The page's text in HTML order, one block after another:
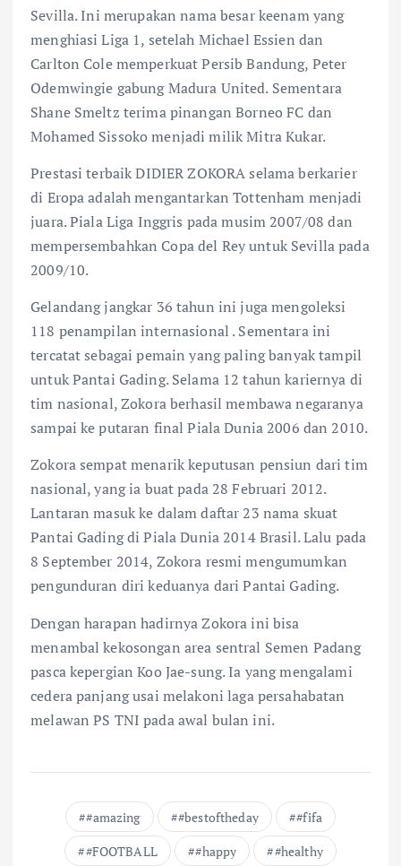
Sevilla. Ini merupakan nama besar keenam yang
menghiasi Liga 1, setelah Michael Essien dan
Carlton Cole memperkuat Persib Bandung, Peter
Odemwingie gabung Madura United. Sementara
Shane Smeltz terima pinangan Borneo FC dan
Mohamed Sissoko menjadi milik Mitra Kukar.
Prestasi terbaik DIDIER ZOKORA selama berkarier
di Eropa adalah mengantarkan Tottenham menjadi
juara. Piala Liga Inggris pada musim 2007/08 dan
mempersembahkan Copa del Rey untuk Sevilla pada
2009/10.
Gelandang jangkar 36 tahun ini juga mengoleksi
118 penampilan internasional . Sementara ini
tercatat sebagai pemain yang paling banyak tampil
untuk Pantai Gading. Selama 12 tahun kariernya di
tim nasional, Zokora berhasil membawa negaranya
sampai ke putaran final Piala Dunia 2006 dan 2010.
Zokora sempat menarik keputusan pensiun dari tim
nasional, yang ia buat pada 28 Februari 2012.
Lantaran masuk ke dalam daftar 23 nama skuat
Pantai Gading di Piala Dunia 2014 Brasil. Lalu pada
8 September 2014, Zokora resmi mengumumkan
pengunduran diri keduanya dari Pantai Gading.
Dengan harapan hadirnya Zokora ini bisa
menambal kekosongan area sentral Semen Padang
pasca kepergian Koo Jae-sung. Ia yang mengalami
cedera panjang usai melakoni laga persahabatan
melawan PS TNI pada awal bulan ini.
#amazing #bestoftheday
#fifa
#FOOTBALL
#happy #healthy